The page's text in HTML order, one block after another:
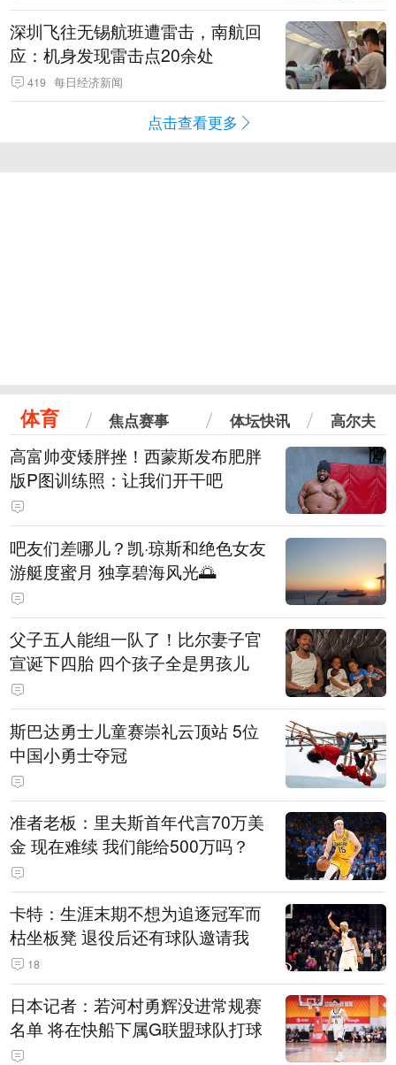
深圳飞往无锡航班遭雷击，南航回
应：机身发现雷击点20余处
419 每日经济新闻
点击查看更多
体育 焦点赛事 体坛快讯 高尔夫
高富帅变矮胖挫！西蒙斯发布肥胖
版P图训练照：让我们开干吧
吧友们差哪儿？凯·琼斯和绝色女友
游艇度蜜月 独享碧海风光🌅
父子五人能组一队了！比尔妻子官
宣诞下四胎 四个孩子全是男孩儿
斯巴达勇士儿童赛崇礼云顶站 5位
中国小勇士夺冠
准者老板：里夫斯首年代言70万美
金 现在难续 我们能给500万吗？
卡特：生涯末期不想为追逐冠军而
枯坐板凳 退役后还有球队邀请我
18
日本记者：若河村勇辉没进常规赛
名单 将在快船下属G联盟球队打球